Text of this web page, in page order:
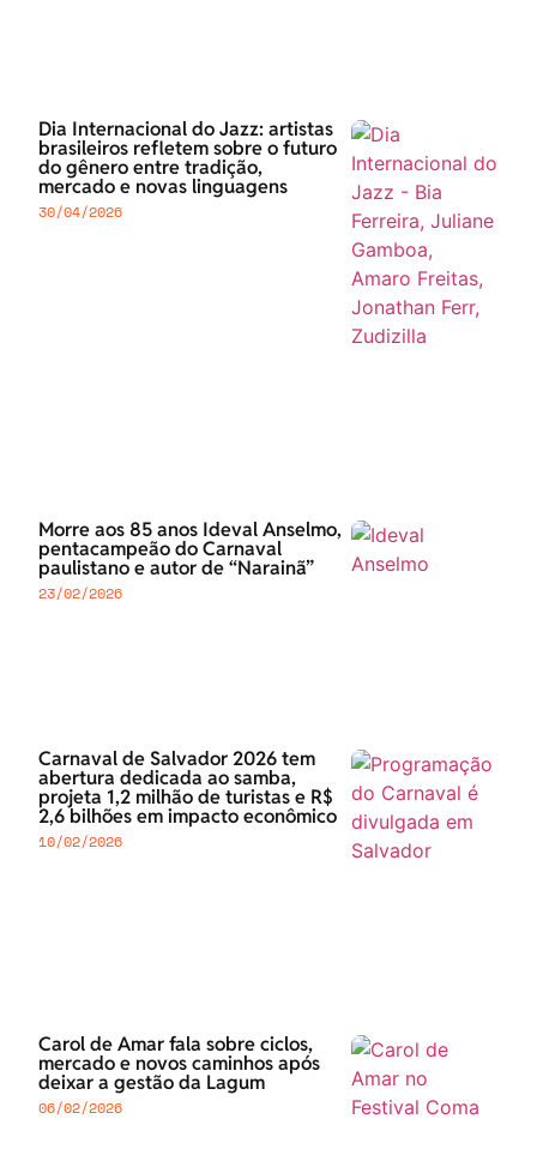
Dia Internacional do Jazz: artistas
brasileiros refletem sobre o futuro
do gênero entre tradição,
mercado e novas linguagens
30/04/2026
Morre aos 85 anos Ideval Anselmo,
pentacampeão do Carnaval
paulistano e autor de “Narainã”
23/02/2026
Carnaval de Salvador 2026 tem
abertura dedicada ao samba,
projeta 1,2 milhão de turistas e R$
2,6 bilhões em impacto econômico
10/02/2026
Carol de Amar fala sobre ciclos,
mercado e novos caminhos após
deixar a gestão da Lagum
06/02/2026